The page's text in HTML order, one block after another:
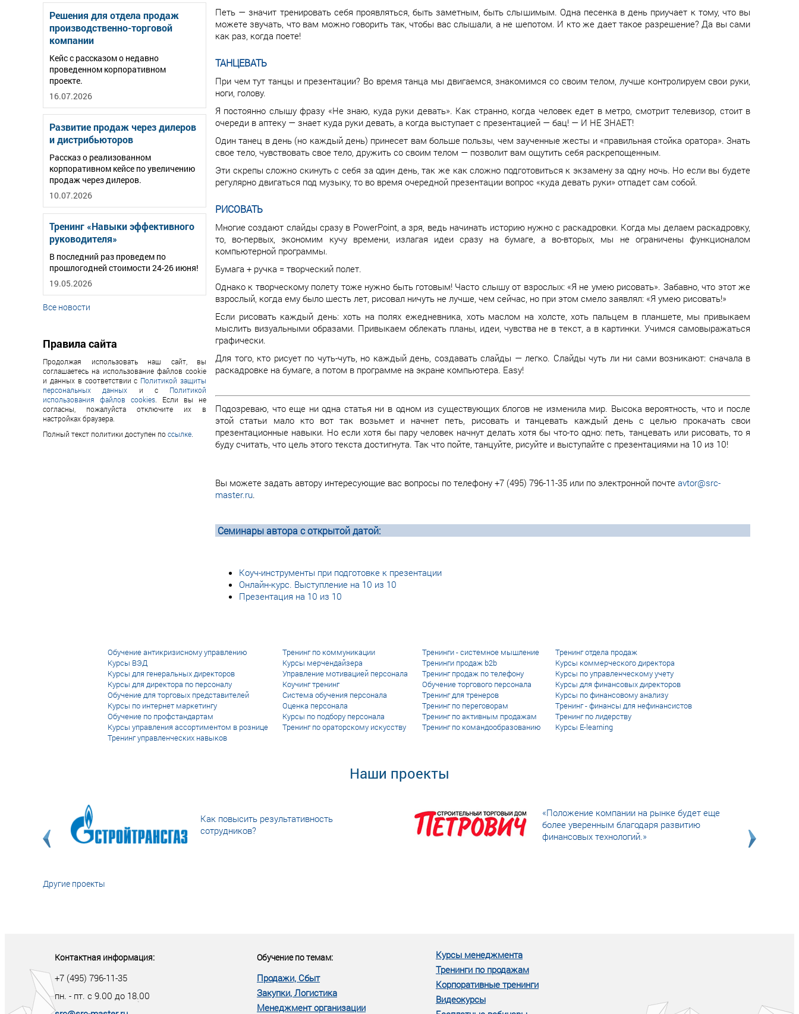
Решения для отдела продаж
производственно-торговой
компании
Кейс с рассказом о недавно
проведенном корпоративном
проекте.
16.07.2026
Развитие продаж через дилеров
и дистрибьюторов
Рассказ о реализованном
корпоративном кейсе по увеличению
продаж через дилеров.
10.07.2026
Тренинг «Навыки эффективного
руководителя»
В последний раз проведем по
прошлогодней стоимости 24-26 июня!
19.05.2026
Все новости
Правила сайта
Продолжая использовать наш сайт, вы
соглашаетесь на использование файлов cookie
и данных в соответствии с Политикой защиты
персональных данных и с Политикой
использования файлов cookies . Если вы не
согласны, пожалуйста отключите их в
настройках браузера.
Полный текст политики доступен поссылке
Петь — значит тренировать себя проявляться, быть заметным, быть слышимым. Одна песенка в день приучает к тому, что вы
можете звучать, что вам можно говорить так, чтобы вас слышали, а не шепотом. И кто же дает такое разрешение? Да вы сами
как раз, когда поете!
ТАНЦЕВАТЬ
При чем тут танцы и презентации? Во время танца мы двигаемся, знакомимся со своим телом, лучше контролируем свои руки,
ноги, голову.
Я постоянно слышу фразу «Не знаю, куда руки девать». Как странно, когда человек едет в метро, смотрит телевизор, стоит в
очереди в аптеку — знает куда руки девать, а когда выступает с презентацией — бац! — И НЕ ЗНАЕТ!
Один танец в день (но каждый день) принесет вам больше пользы, чем заученные жесты и «правильная стойка оратора». Знать
свое тело, чувствовать свое тело, дружить со своим телом — позволит вам ощутить себя раскрепощенным.
Эти скрепы сложно скинуть с себя за один день, так же как сложно подготовиться к экзамену за одну ночь. Но если вы будете
регулярно двигаться под музыку, то во время очередной презентации вопрос «куда девать руки» отпадет сам собой.
РИСОВАТЬ
Многие создают слайды сразу в PowerPoint, а зря, ведь начинать историю нужно с раскадровки. Когда мы делаем раскадровку,
то, во-первых, экономим кучу времени, излагая идеи сразу на бумаге, а во-вторых, мы не ограничены функционалом
компьютерной программы.
Бумага + ручка = творческий полет.
Однако к творческому полету тоже нужно быть готовым! Часто слышу от взрослых: «Я не умею рисовать». Забавно, что этот же
взрослый, когда ему было шесть лет, рисовал ничуть не лучше, чем сейчас, но при этом смело заявлял: «Я умею рисовать!»
Если рисовать каждый день: хоть на полях ежедневника, хоть маслом на холсте, хоть пальцем в планшете, мы привыкаем
мыслить визуальными образами. Привыкаем облекать планы, идеи, чувства не в текст, а в картинки. Учимся самовыражаться
графически.
Для того, кто рисует по чуть-чуть, но каждый день, создавать слайды — легко. Слайды чуть ли ни сами возникают: сначала в
раскадровке на бумаге, а потом в программе на экране компьютера. Easy!
Подозреваю, что еще ни одна статья ни в одном из существующих блогов не изменила мир. Высока вероятность, что и после
этой статьи мало кто вот так возьмет и начнет петь, рисовать и танцевать каждый день с целью прокачать свои
презентационные навыки. Но если хотя бы пару человек начнут делать хотя бы что-то одно: петь, танцевать или рисовать, то я
буду считать, что цель этого текста достигнута. Так что пойте, танцуйте, рисуйте и выступайте с презентациями на 10 из 10!
Вы можете задать автору интересующие вас вопросы по телефону +7 (495) 796-11-35 или по электронной почте avtor@src-
master.ru.
Семинары автора с открытой датой:
Коуч-инструменты при подготовке к презентации
Онлайн-курс. Выступление на 10 из 10
Презентация на 10 из 10
Обучение антикризисному управлению
Курсы ВЭД
Курсы для генеральных директоров
Курсы для директора по персоналу
Обучение для торговых представителей
Курсы по интернет маркетингу
Обучение по профстандартам
Курсы управления ассортиментом в рознице
Тренинг управленческих навыков
Тренинг по коммуникации
Курсы мерчендайзера
Управление мотивацией персонала
Коучинг тренинг
Система обучения персонала
Оценка персонала
Курсы по подбору персонала
Тренинг по ораторскому искусству
Тренинги - системное мышление
Тренинги продаж b2b
Тренинг продаж по телефону
Обучение торгового персонала
Тренинг для тренеров
Тренинг по переговорам
Тренинг по активным продажам
Тренинг по командообразованию
Тренинг отдела продаж
Курсы коммерческого директора
Курсы по управленческому учету
Курсы для финансовых директоров
Курсы по финансовому анализу
Тренинг - финансы для нефинансистов
Тренинг по лидерству
Курсы E-learning
Наши проекты
Как повысить результативность
сотрудников?
«Положение компании на рынке будет еще
более уверенным благодаря развитию
финансовых технологий.»
Другие проекты
Контактная информация:
+7 (495) 796-11-35
пн. - пт. с 9.00 до 18.00
Обучение по темам:
Продажи, Сбыт
Закупки, Логистика
Менеджмент организации
Курсы менеджмента
Тренинги по продажам
Корпоративные тренинги
Видеокурсы